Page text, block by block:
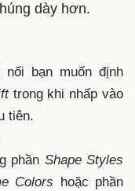
dày hơn.
bạn muốn định
trong khi nhấp vào
tiên.
phần Shape Styles
Colors hoặc phần